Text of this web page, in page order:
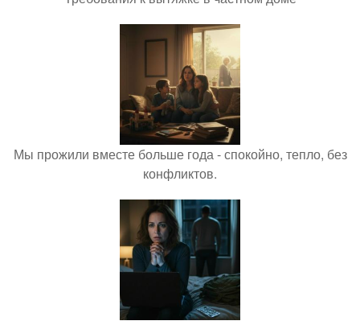
Мы прожили вместе больше года - спокойно, тепло, без
конфликтов.